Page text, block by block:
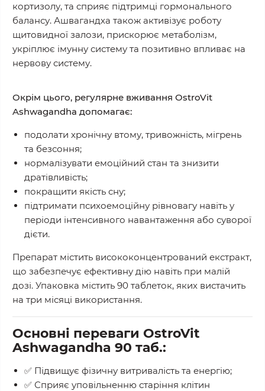
кортизолу, та сприяє підтримці гормонального
балансу. Ашвагандха також активізує роботу
щитовидної залози, прискорює метаболізм,
укріплює імунну систему та позитивно впливає на
нервову систему.
Окрім цього, регулярне вживання OstroVit
Ashwagandha допомагає:
подолати хронічну втому, тривожність, мігрень
та безсоння;
нормалізувати емоційний стан та знизити
дратівливість;
покращити якість сну;
підтримати психоемоційну рівновагу навіть у
періоди інтенсивного навантаження або суворої
дієти.
Препарат містить висококонцентрований екстракт,
що забезпечує ефективну дію навіть при малій
дозі. Упаковка містить 90 таблеток, яких вистачить
на три місяці використання.
Основні переваги OstroVit
Ashwagandha 90 таб.:
✅ Підвищує фізичну витривалість та енергію;
✅ Сприяє уповільненню старіння клітин